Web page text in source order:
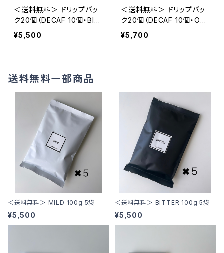
＜送料無料＞ ドリップパッ
ク20個（DECAF 10個・BIT
TER 10個）
¥5,500
＜送料無料＞ ドリップパッ
ク20個（DECAF 10個・OR
GANIC 10個）
¥5,700
送料無料一部商品
＜送料無料＞ MILD 100g 5袋
¥5,500
＜送料無料＞ BITTER 100g 5袋
¥5,500